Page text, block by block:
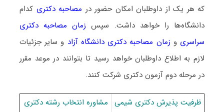
که هر یک از داوطلبان امکان حضور در مصاحبه دکتری کدام
دانشگاه‌ها را خواهد داشت. سپس زمان مصاحبه دکتری
سراسری و زمان مصاحبه دکتری دانشگاه آزاد و سایر جزئیات
لازم به اطلاع داوطلبان خواهد رسید تا بتوانند در موعد مقرر
در مرحله دوم آزمون دکتری شرکت کنند.
ظرفیت پذیرش دکتری شیمی مشاوره انتخاب رشته دکتری